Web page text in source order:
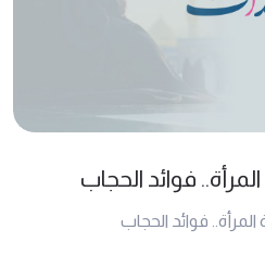
فوائد الحجاب
فوائد الحجاب